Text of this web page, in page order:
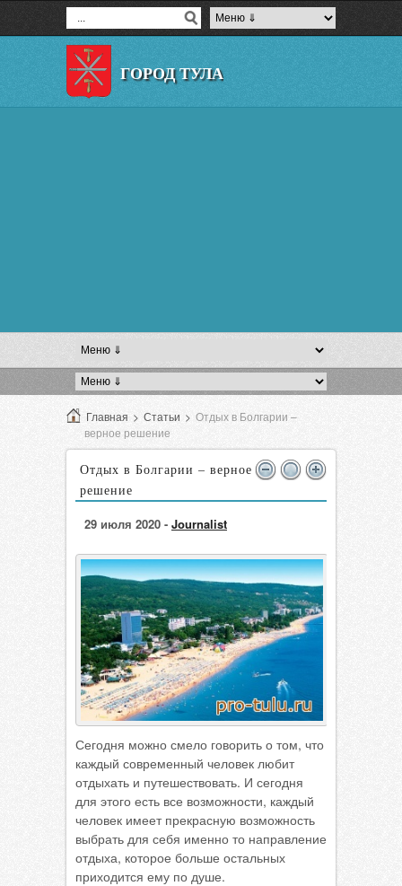
ГОРОД ТУЛА
Главная > Статьи > Отдых в Болгарии –
верное решение
Отдых в Болгарии – верное
решение
29 июля 2020 - Journalist
Сегодня можно смело говорить о том, что
каждый современный человек любит
отдыхать и путешествовать. И сегодня
для этого есть все возможности, каждый
человек имеет прекрасную возможность
выбрать для себя именно то направление
отдыха, которое больше остальных
приходится ему по душе.